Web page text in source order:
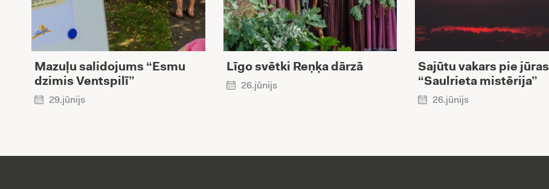
Mazuļu salidojums “Esmu
dzimis Ventspilī”
29.jūnijs
Līgo svētki Reņķa dārzā
26.jūnijs
Sajūtu vakars pie jūras
“Saulrieta mistērija”
26.jūnijs